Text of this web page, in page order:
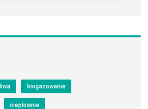
biogazowanie
ciepłownie